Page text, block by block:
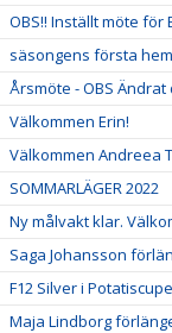
OBS!! Inställt möte
säsongens första
Årsmöte - OBS Ändrat
Välkommen Erin!
Välkommen Andreea
SOMMARLÄGER 2022
Ny målvakt klar.
Saga Johansson
F12 Silver i
Maja Lindborg